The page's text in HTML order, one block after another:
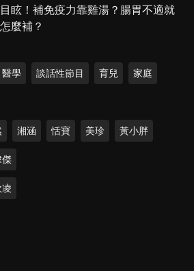
眩！補免疫力靠雞湯？腸胃不適就
麼補？
醫學 談話性節目 育兒 家庭
湘涵 恬寶 美珍 黃小胖
傑